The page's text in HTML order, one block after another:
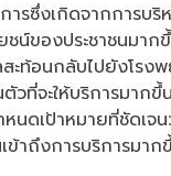
รซึ่งเกิดจากการบ
น์ของประชาชนมา
ะท้อนกลับไปยังโรง
วที่จะให้บริการมา
ดเป้าหมายที่ชัดเจน
เข้าถึงการบริการม